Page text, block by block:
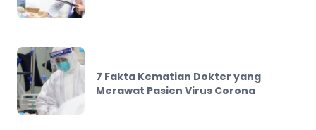
7 Fakta Kematian Dokter yang
Merawat Pasien Virus Corona